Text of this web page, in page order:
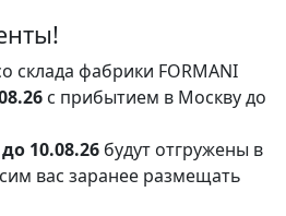
склада фабрики FORMANI
с прибытием в Москву до
до 10.08.26 будут отгружены в
вас заранее размещать